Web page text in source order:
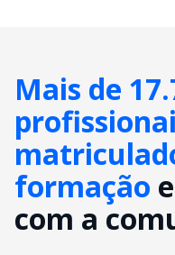
Mais de
formação
com a